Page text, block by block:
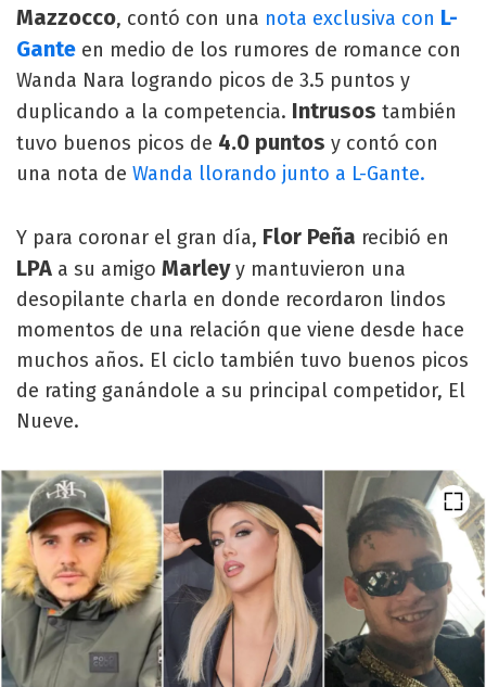
Mazzocco, contó con una nota exclusiva con L-
Gante en medio de los rumores de romance con
Wanda Nara logrando picos de 3.5 puntos y
duplicando a la competencia. Intrusos también
tuvo buenos picos de 4.0 puntos y contó con
una nota de Wanda llorando junto a L-Gante.
Y para coronar el gran día, Flor Peña recibió en
LPA a su amigo Marleyy mantuvieron una
desopilante charla en donde recordaron lindos
momentos de una relación que viene desde hace
muchos años. El ciclo también tuvo buenos picos
de rating ganándole a su principal competidor, El
Nueve.